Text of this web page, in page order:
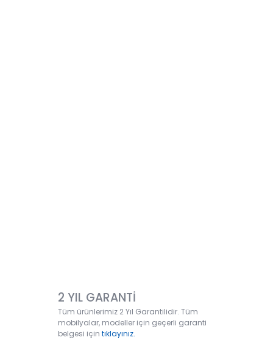
2 YIL GARANTİ
Tüm ürünlerimiz 2 Yıl Garantilidir. Tüm
mobilyalar, modeller için geçerli garanti
belgesi için tıklayınız.